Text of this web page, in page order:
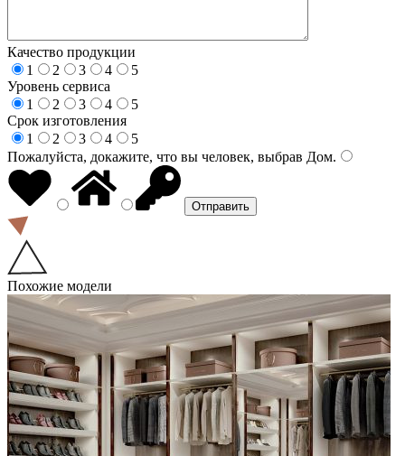
Качество продукции
1
2 3 4
5
Уровень сервиса
1
2 3 4
5
Срок изготовления
1
2 3 4
5
Пожалуйста, докажите, что вы человек, выбрав Дом.
Похожие модели